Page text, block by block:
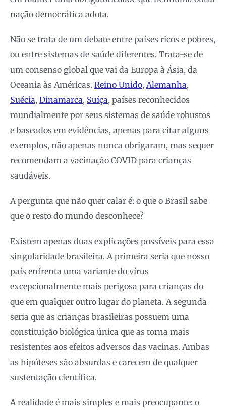
nação democrática adota.
Não se trata de um debate entre países ricos e pobres,
ou entre sistemas de saúde diferentes. Trata-se de
um consenso global que vai da Europa à Ásia, da
Oceania às Américas. Reino Unido, Alemanha,
Suécia, Dinamarca, Suíça, países reconhecidos
mundialmente por seus sistemas de saúde robustos
e baseados em evidências, apenas para citar alguns
exemplos, não apenas nunca obrigaram, mas sequer
recomendam a vacinação COVID para crianças
saudáveis.
A pergunta que não quer calar é: o que o Brasil sabe
que o resto do mundo desconhece?
Existem apenas duas explicações possíveis para essa
singularidade brasileira. A primeira seria que nosso
país enfrenta uma variante do vírus
excepcionalmente mais perigosa para crianças do
que em qualquer outro lugar do planeta. A segunda
seria que as crianças brasileiras possuem uma
constituição biológica única que as torna mais
resistentes aos efeitos adversos das vacinas. Ambas
as hipóteses são absurdas e carecem de qualquer
sustentação científica.
A realidade é mais simples e mais preocupante: o